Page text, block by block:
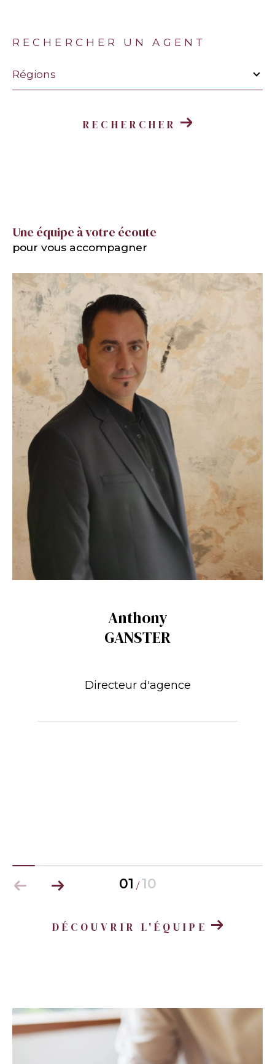
RECHERCHER UN AGENT
une
Régions
RECHERCHER
Une équipe à votre écoute
pour vous accompagner
Anthony
GANSTER
Directeur d'agence
01 /10
DÉCOUVRIR L'ÉQUIPE